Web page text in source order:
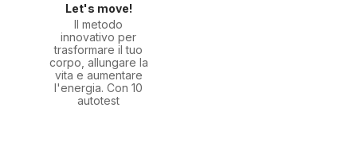
Let's move!
Il metodo
innovativo per
trasformare il tuo
corpo, allungare la
vita e aumentare
l'energia. Con 10
autotest